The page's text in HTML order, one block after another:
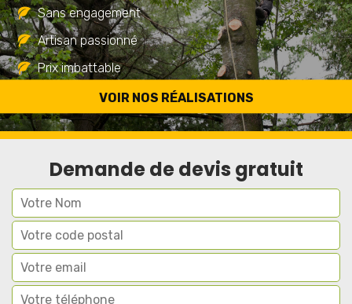
VOIR NOS RÉALISATIONS
Sans engagement
Artisan passionné
Prix imbattable
Travail de qualité
Demande de devis gratuit